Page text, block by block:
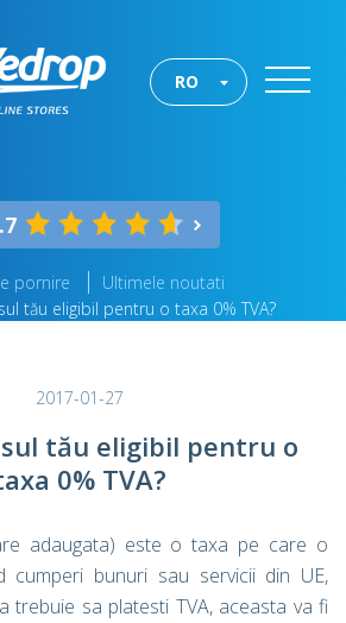
RO
pornire
Ultimele noutati
tău eligibil pentru o taxa 0% TVA?
2017-01-27
tău eligibil pentru o
0% TVA?
adaugata) este o taxa pe care o
cumperi bunuri sau servicii din UE,
trebuie sa platesti TVA, aceasta va fi